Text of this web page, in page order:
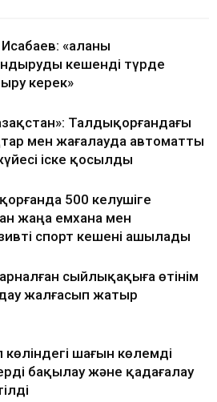
«Қаланы
кешенді түрде
керек»
Талдықорғандағы
мен жағалауда автоматты
іске қосылды
500 келушіге
жаңа емхана мен
спорт кешені ашылады
сыйлықақыға өтінім
жалғасып жатыр
көліндегі шағын көлемді
бақылау және қадағалау